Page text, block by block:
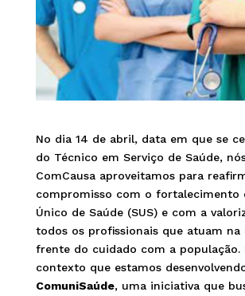
No dia 14 de abril, data em que se
do Técnico em Serviço de Saúde,
ComCausa aproveitamos para
compromisso com o fortalecimento
Único de Saúde (SUS) e com a
todos os profissionais que atuam na
frente do cuidado com a população.
contexto que estamos
ComuniSaúde, uma iniciativa que